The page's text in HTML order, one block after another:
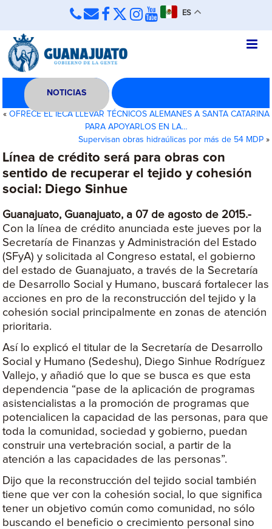
ES
NOTICIAS
« OFRECE EL IECA LLEVAR TÉCNICOS ALEMANES A SANTA CATARINA
PARA APOYARLOS EN LA…
Supervisan obras hidraúlicas por más de 54 MDP»
Línea de crédito será para obras con
sentido de recuperar el tejido y cohesión
social: Diego Sinhue
Guanajuato, Guanajuato, a 07 de agosto de 2015.-
Con la línea de crédito anunciada este jueves por la
Secretaría de Finanzas y Administración del Estado
(SFyA) y solicitada al Congreso estatal, el gobierno
del estado de Guanajuato, a través de la Secretaría
de Desarrollo Social y Humano, buscará fortalecer las
acciones en pro de la reconstrucción del tejido y la
cohesión social principalmente en zonas de atención
prioritaria.
Así lo explicó el titular de la Secretaría de Desarrollo
Social y Humano (Sedeshu), Diego Sinhue Rodríguez
Vallejo, y añadió que lo que se busca es que esta
dependencia “pase de la aplicación de programas
asistencialistas a la promoción de programas que
potencialicen la capacidad de las personas, para que
toda la comunidad, sociedad y gobierno, puedan
construir una vertebración social, a partir de la
atención a las capacidades de las personas”.
Dijo que la reconstrucción del tejido social también
tiene que ver con la cohesión social, lo que significa
tener un objetivo común como comunidad, no sólo
buscando el beneficio o crecimiento personal sino